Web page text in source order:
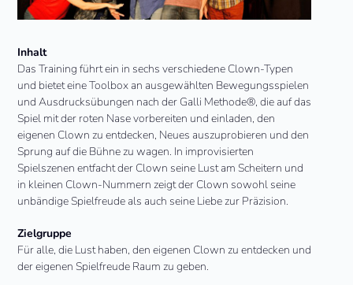
Inhalt
Das Training führt ein in sechs verschiedene Clown-Typen
und bietet eine Toolbox an ausgewählten Bewegungsspielen
und Ausdrucksübungen nach der Galli Methode®, die auf das
Spiel mit der roten Nase vorbereiten und einladen, den
eigenen Clown zu entdecken, Neues auszuprobieren und den
Sprung auf die Bühne zu wagen. In improvisierten
Spielszenen entfacht der Clown seine Lust am Scheitern und
in kleinen Clown-Nummern zeigt der Clown sowohl seine
unbändige Spielfreude als auch seine Liebe zur Präzision.
Zielgruppe
Für alle, die Lust haben, den eigenen Clown zu entdecken und
der eigenen Spielfreude Raum zu geben.